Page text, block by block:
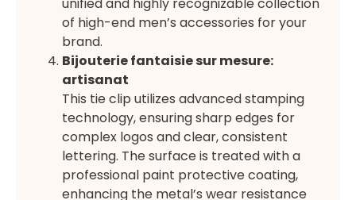
of high-end men’s accessories for your
brand.
Bijouterie fantaisie sur mesure:
artisanat
This tie clip utilizes advanced stamping
technology, ensuring sharp edges for
complex logos and clear, consistent
lettering. The surface is treated with a
professional paint protective coating,
enhancing the metal’s wear resistance